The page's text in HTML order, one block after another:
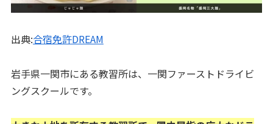
出典:合宿免許DREAM
岩手県一関市にある教習所は、一関ファーストドライビ
ングスクールです。